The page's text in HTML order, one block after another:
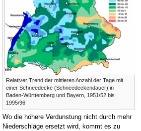
Relativer Trend der mittleren Anzahl der Tage mit
einer Schneedecke (Schneedeckendauer) in
Baden-Württemberg und Bayern, 1951/52 bis
1995/96
Wo die höhere Verdunstung nicht durch mehr
Niederschläge ersetzt wird, kommt es zu